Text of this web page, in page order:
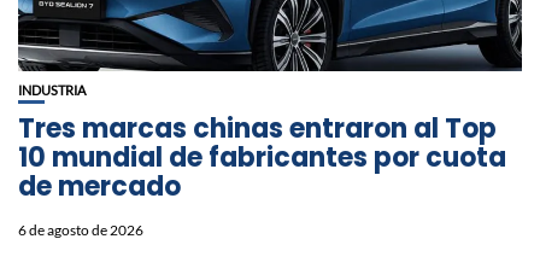
INDUSTRIA
Tres marcas chinas entraron al Top
10 mundial de fabricantes por cuota
de mercado
6 de agosto de 2026